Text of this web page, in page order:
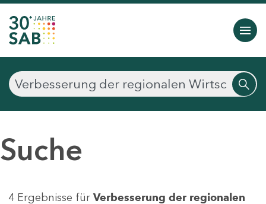
Suche
4 Ergebnisse für Verbesserung der regionalen